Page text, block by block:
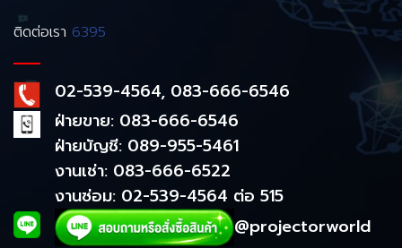
ติดต่อเรา 6395
02-539-4564, 083-666-6546
ฝ่ายขาย: 083-666-6546
ฝ่ายบัญชี: 089-955-5461
งานเช่า: 083-666-6522
งานซ่อม: 02-539-4564 ต่อ 515
@projectorworld